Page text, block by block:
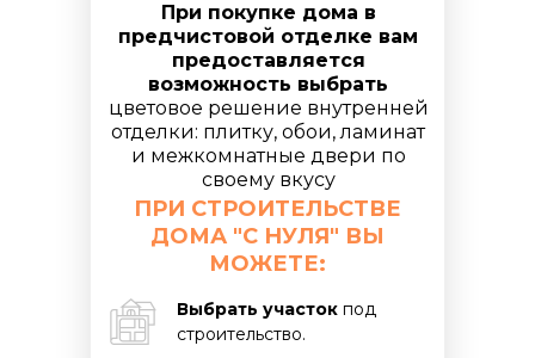
При покупке дома в
предчистовой отделке вам
предоставляется
возможность выбрать
цветовое решение внутренней
отделки: плитку, обои, ламинат
и межкомнатные двери по
своему вкусу
ПРИ СТРОИТЕЛЬСТВЕ
ДОМА "С НУЛЯ" ВЫ
МОЖЕТЕ:
Выбрать участок под
строительство.